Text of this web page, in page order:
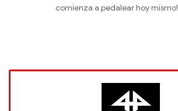
comienza a pedalear hoy mismo!